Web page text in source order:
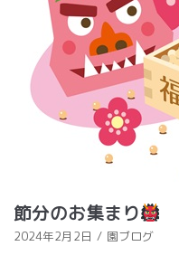
節分のお集まり
2024年2月2日 園ブログ